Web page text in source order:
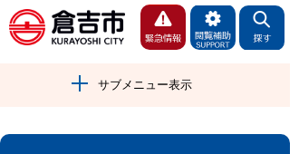
サブメニュー表示